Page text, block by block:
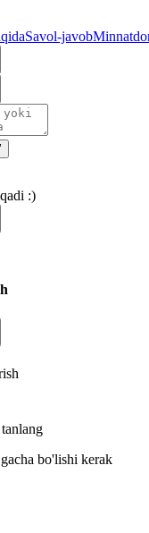
Savol-javob
’
:)
bo'lishi kerak